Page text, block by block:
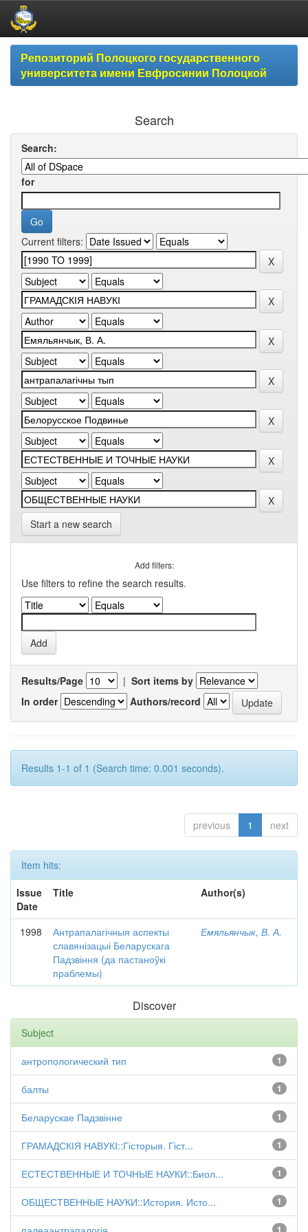
Skip
navigationРепозиторий Полоцкого государственного
университета имени Евфросинии Полоцкой
Search
Search:
for
Current filters:
Start a new search
Add filters:
Use filters to refine the search results.
Results/Page | Sort items by
In order
Authors/record
Results 1-1 of 1 (Search time: 0.001 seconds).
previous 1 next
Item hits:
Issue
Date
Title Author(s)
1998
Антрапалагічныя аспекты
славянізацыі Беларускага
Падзвіння (да пастаноўкі
праблемы)
Емяльянчык, В. А.
Discover
Subject
1
антропологический тип
1
балты
1
Беларускае Падзвінне
1
ГРАМАДСКІЯ НАВУКІ::Гісторыя. Гіст...
1
ЕСТЕСТВЕННЫЕ И ТОЧНЫЕ НАУКИ::Биол...
1
ОБЩЕСТВЕННЫЕ НАУКИ::История. Исто...
1